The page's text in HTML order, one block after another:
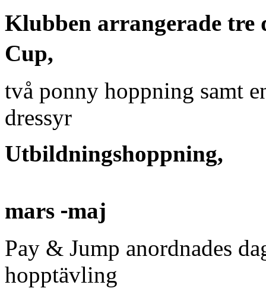
Klubben arrangerade tre
Cup,
två ponny hoppning samt
dressyr
Utbildningshoppning,
mars ‐maj
Pay & Jump anordnades
hopptävling